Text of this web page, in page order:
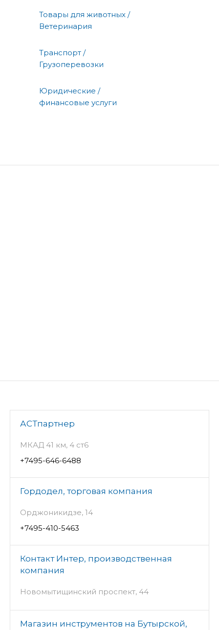
Товары для животных /
Ветеринария
Транспорт /
Грузоперевозки
Юридические /
финансовые услуги
АСТпартнер
МКАД 41 км, 4 ст6
+7495-646-6488
Гордодел, торговая компания
Орджоникидзе, 14
+7495-410-5463
Контакт Интер, производственная
компания
Новомытищинский проспект, 44
Магазин инструментов на Бутырской,